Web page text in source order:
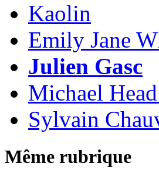
Kaolin
Emily Jane
Julien Gasc
Michael
Sylvain
Même rubrique